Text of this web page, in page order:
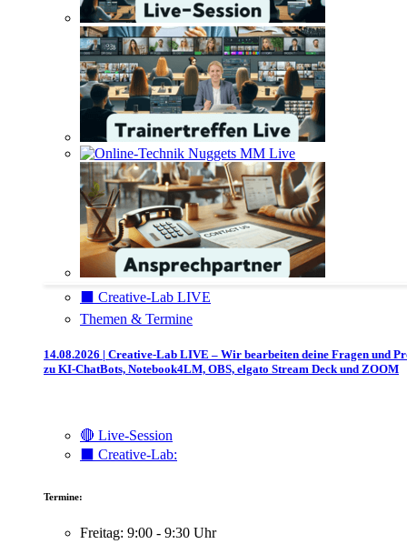
⬛️ Creative-Lab LIVE
Themen & Termine
14.08.2026 | Creative-Lab LIVE – Wir bearbeiten deine Fragen und
zu KI-ChatBots, Notebook4LM, OBS, elgato Stream Deck und ZOOM
🔴 Live-Session
⬛️ Creative-Lab:
Termine:
Freitag: 9:00 - 9:30 Uhr